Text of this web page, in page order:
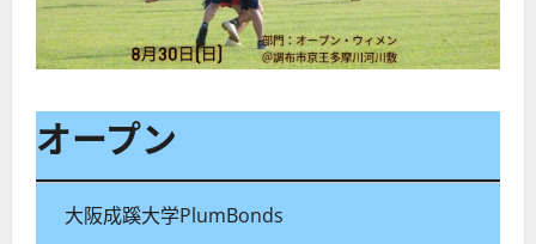
オープン
大阪成蹊大学PlumBonds